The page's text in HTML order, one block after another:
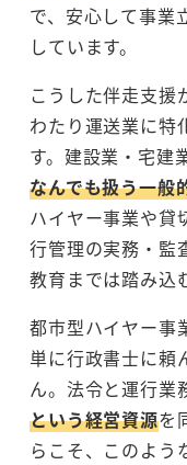
で、安心して事業
しています。
こうした伴走支援
わたり運送業に特
す。建設業・宅建
なんでも扱う一般
ハイヤー事業や貸
行管理の実務・監
教育までは踏み込
都市型ハイヤー事
単に行政書士に頼
ん。法令と運行業
という経営資源を
らこそ、このよう